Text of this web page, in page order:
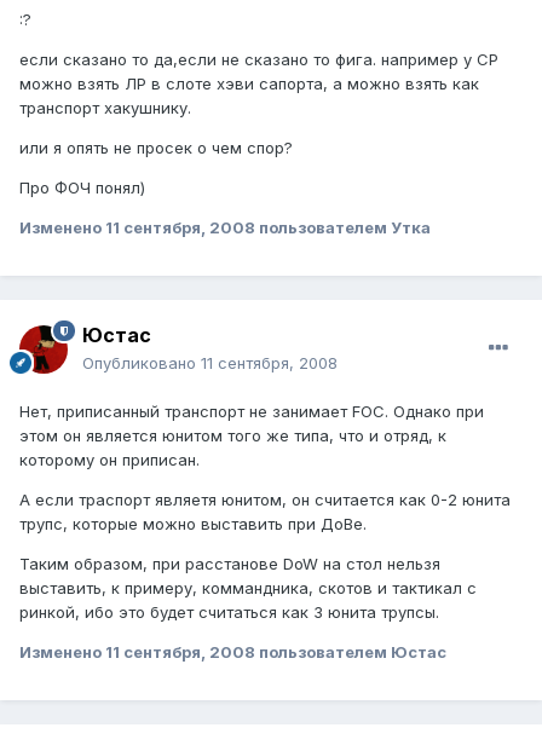
:?
если сказано то да,если не сказано то фига. например у СР
можно взять ЛР в слоте хэви сапорта, а можно взять как
транспорт хакушнику.
или я опять не просек о чем спор?
Про ФОЧ понял)
Изменено 11 сентября, 2008 пользователем Утка
Юстаc
Опубликовано 11 сентября, 2008
Нет, приписанный транспорт не занимает FOC. Однако при
этом он является юнитом того же типа, что и отряд, к
которому он приписан.
А если траспорт являетя юнитом, он считается как 0-2 юнита
трупс, которые можно выставить при ДоВе.
Таким образом, при расстанове DoW на стол нельзя
выставить, к примеру, коммандника, скотов и тактикал с
ринкой, ибо это будет считаться как 3 юнита трупсы.
Изменено 11 сентября, 2008 пользователем Юстас